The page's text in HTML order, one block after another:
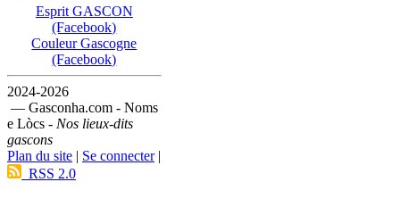
Esprit GASCON
(Facebook)
Couleur Gascogne
(Facebook)
2024-2026
— Gasconha.com - Noms
e Lòcs - Nos lieux-dits
gascons
Plan du site | Se connecter|
RSS 2.0